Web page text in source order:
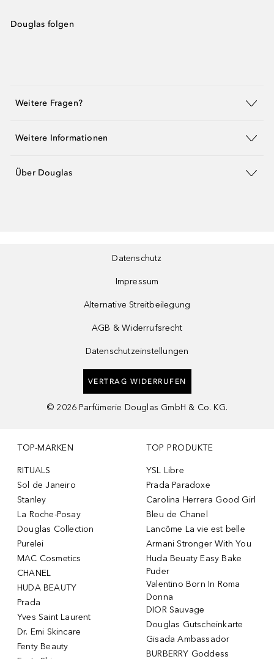
Douglas folgen
Weitere Fragen?
Weitere Informationen
Über Douglas
Datenschutz
Impressum
Alternative Streitbeilegung
AGB & Widerrufsrecht
Datenschutzeinstellungen
VERTRAG WIDERRUFEN
© 2026 Parfümerie Douglas GmbH & Co. KG.
TOP-MARKEN
RITUALS
Sol de Janeiro
Stanley
La Roche-Posay
Douglas Collection
Purelei
MAC Cosmetics
CHANEL
HUDA BEAUTY
Prada
Yves Saint Laurent
Dr. Emi Skincare
Fenty Beauty
TOP PRODUKTE
YSL Libre
Prada Paradoxe
Carolina Herrera Good Girl
Bleu de Chanel
Lancôme La vie est belle
Armani Stronger With You
Huda Beuaty Easy Bake
Puder
Valentino Born In Roma
Donna
DIOR Sauvage
Douglas Gutscheinkarte
Gisada Ambassador
BURBERRY Goddess